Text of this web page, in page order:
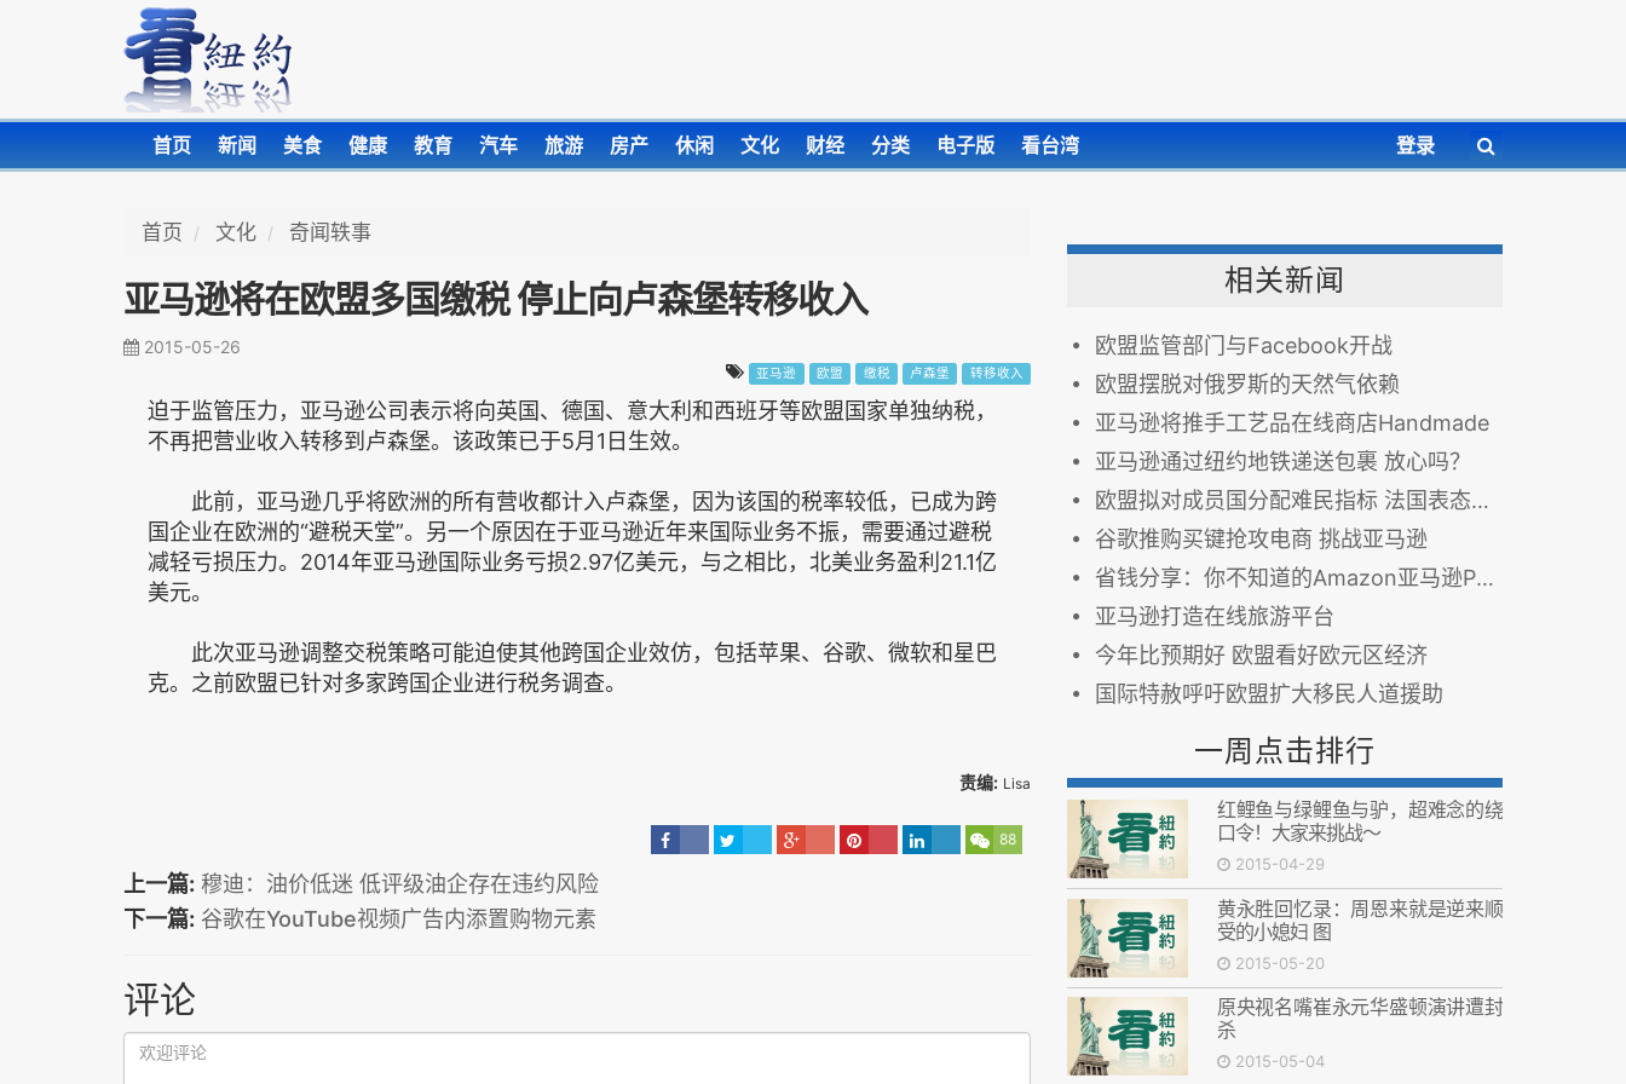
首页 新闻 美食 健康 教育 汽车 旅游 房产 休闲 文化 财经 分类 电子版 看台湾 登录
首页 文化 奇闻轶事
亚马逊将在欧盟多国缴税 停止向卢森堡转移收入
2015-05-26
亚马逊 欧盟 缴税 卢森堡 转移收入
迫于监管压力，亚马逊公司表示将向英国、德国、意大利和西班牙等欧盟国家单独纳税，
不再把营业收入转移到卢森堡。该政策已于5月1日生效。
此前，亚马逊几乎将欧洲的所有营收都计入卢森堡，因为该国的税率较低，已成为跨
国企业在欧洲的“避税天堂”。另一个原因在于亚马逊近年来国际业务不振，需要通过避税
减轻亏损压力。2014年亚马逊国际业务亏损2.97亿美元，与之相比，北美业务盈利21.1亿
美元。
此次亚马逊调整交税策略可能迫使其他跨国企业效仿，包括苹果、谷歌、微软和星巴
克。之前欧盟已针对多家跨国企业进行税务调查。
责编: Lisa
88
上一篇: 穆迪：油价低迷 低评级油企存在违约风险
下一篇: 谷歌在YouTube视频广告内添置购物元素
评论
相关新闻
欧盟监管部门与Facebook开战
欧盟摆脱对俄罗斯的天然气依赖
亚马逊将推手工艺品在线商店Handmade
亚马逊通过纽约地铁递送包裹 放心吗？
欧盟拟对成员国分配难民指标 法国表态反对
谷歌推购买键抢攻电商 挑战亚马逊
省钱分享：你不知道的Amazon亚马逊Prime
亚马逊打造在线旅游平台
今年比预期好 欧盟看好欧元区经济
国际特赦呼吁欧盟扩大移民人道援助
一周点击排行
红鲤鱼与绿鲤鱼与驴，超难念的绕
口令！大家来挑战～
2015-04-29
黄永胜回忆录：周恩来就是逆来顺
受的小媳妇 图
2015-05-20
原央视名嘴崔永元华盛顿演讲遭封
杀
2015-05-04